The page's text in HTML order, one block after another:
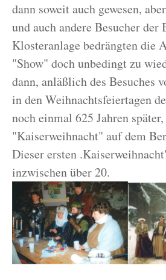
dann soweit auch gewesen,
und auch andere Besucher der
Klosteranlage bedrängten die
"Show" doch unbedingt zu
dann, anläßlich des Besuches
in den Weihnachtsfeiertagen
noch einmal 625 Jahren
"Kaiserweihnacht" auf dem
Dieser ersten
inzwischen über 20.